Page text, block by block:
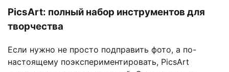
PicsArt: полный набор инструментов для
творчества
Если нужно не просто подправить фото, а по-
настоящему поэкспериментировать, PicsArt